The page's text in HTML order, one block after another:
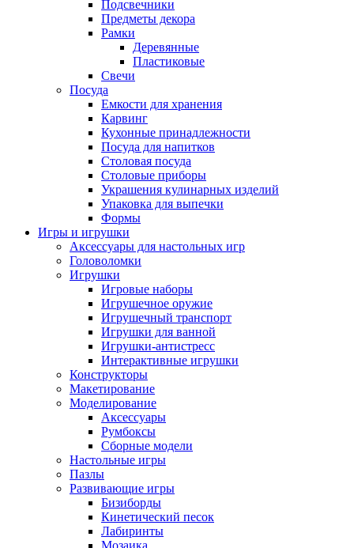
Подсвечники
Предметы декора
Рамки
Деревянные
Пластиковые
Свечи
Посуда
Емкости для хранения
Карвинг
Кухонные принадлежности
Посуда для напитков
Столовая посуда
Столовые приборы
Украшения кулинарных изделий
Упаковка для выпечки
Формы
Игры и игрушки
Аксессуары для настольных игр
Головоломки
Игрушки
Игровые наборы
Игрушечное оружие
Игрушечный транспорт
Игрушки для ванной
Игрушки-антистресс
Интерактивные игрушки
Конструкторы
Макетирование
Моделирование
Аксессуары
Румбоксы
Сборные модели
Настольные игры
Пазлы
Развивающие игры
Бизиборды
Кинетический песок
Лабиринты
Мозаика